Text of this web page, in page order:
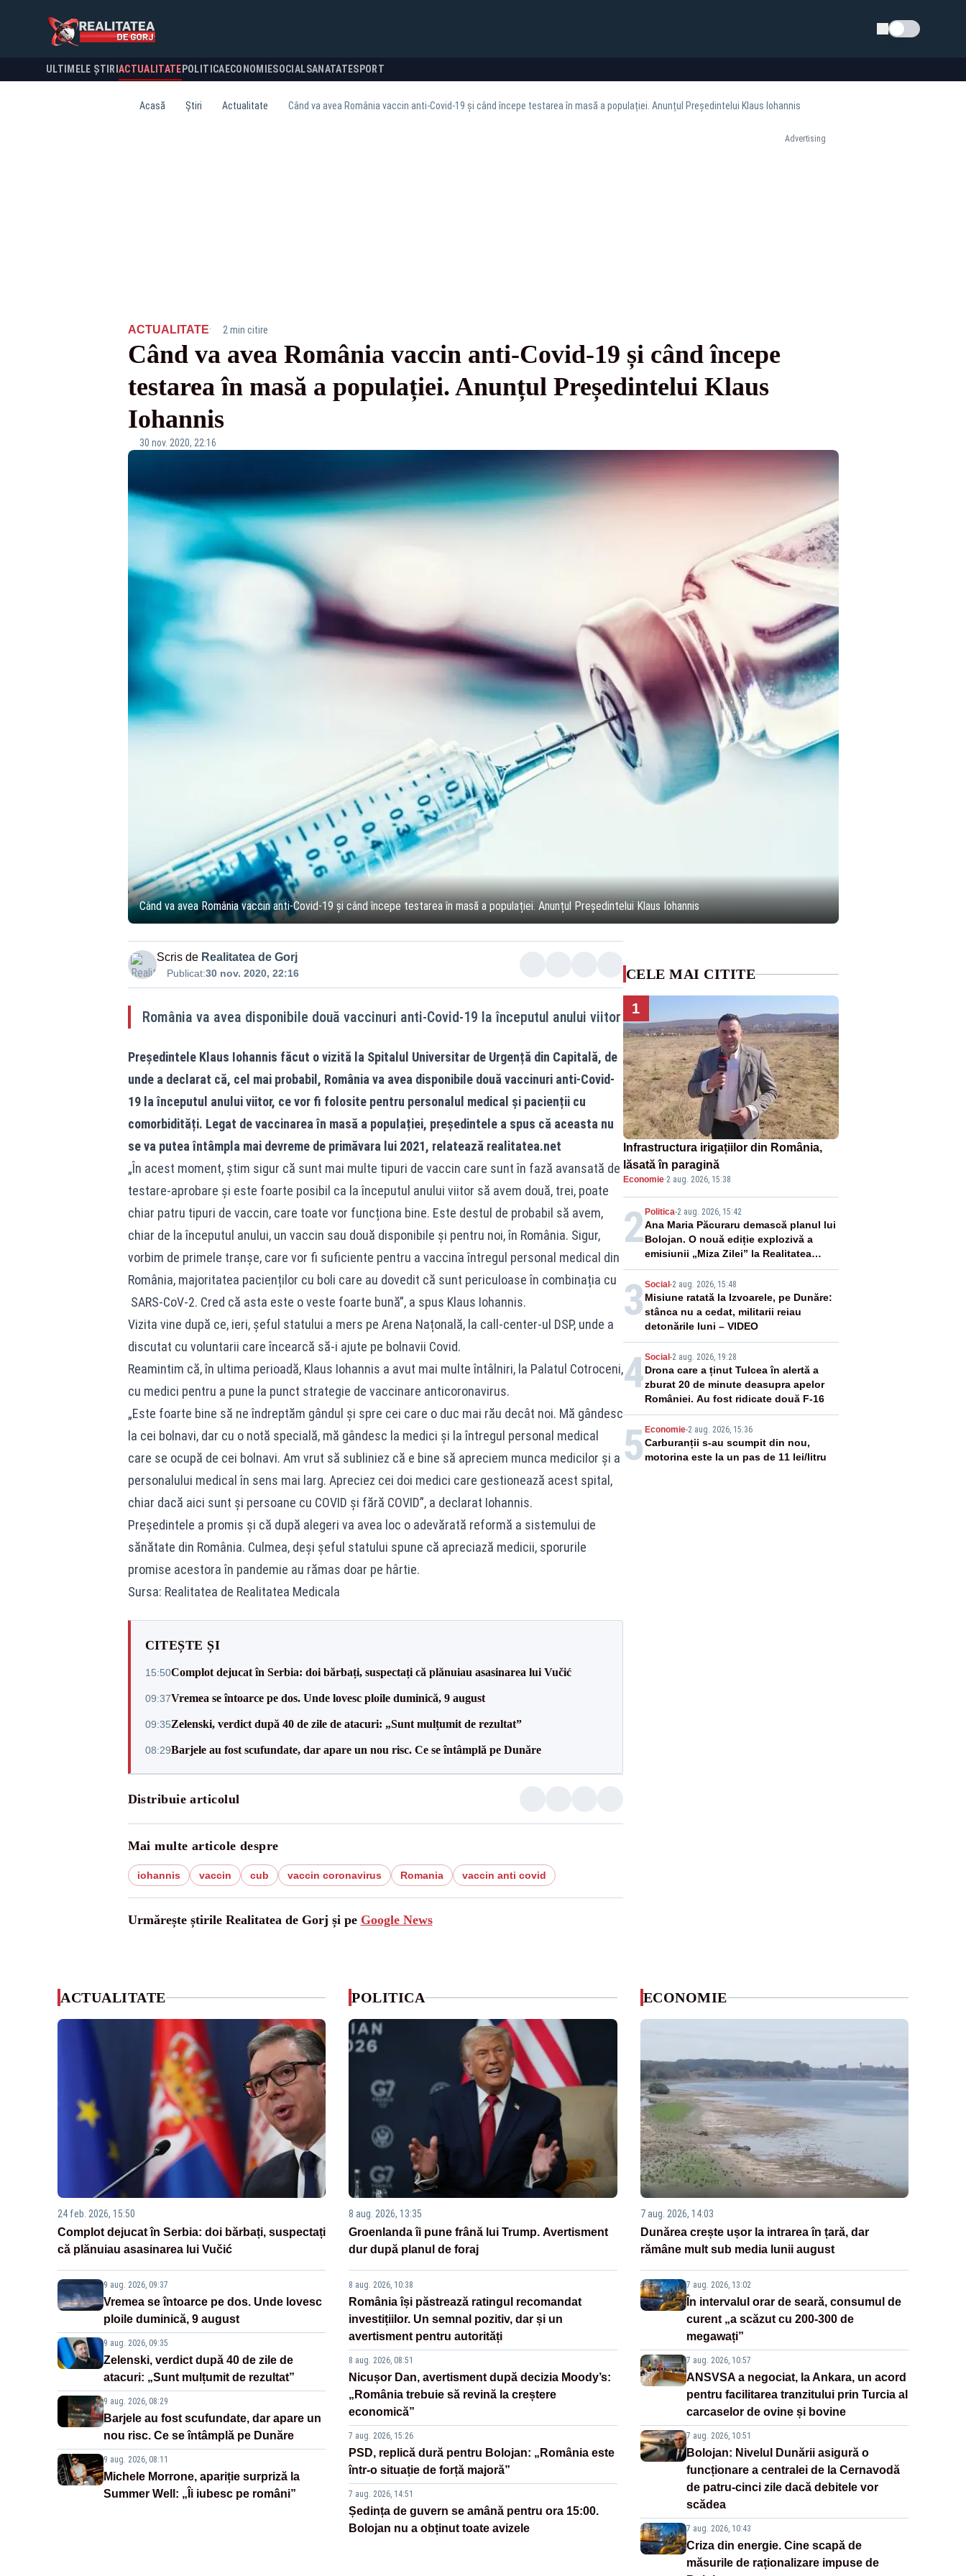
Schimba tema
ULTIMELE ȘTIRI ACTUALITATE POLITICA ECONOMIESOCIALSANATATESPORT
Acasă Știri Actualitate Când va avea România vaccin anti-Covid-19 și când începe testarea în masă a populației. Anunțul Președintelui Klaus Iohannis
Advertising
ACTUALITATE· 2 min citire
Când va avea România vaccin anti-Covid-19 și când începe
testarea în masă a populației. Anunțul Președintelui Klaus
Iohannis
30 nov. 2020, 22:16
Când va avea România vaccin anti-Covid-19 și când începe testarea în masă a populației. Anunțul Președintelui Klaus Iohannis
Scris de Realitatea de Gorj
Publicat:30 nov. 2020, 22:16
România va avea disponibile două vaccinuri anti-Covid-19 la începutul anului viitor
Președintele Klaus Iohannis făcut o vizită la Spitalul Universitar de Urgență din Capitală, de
unde a declarat că, cel mai probabil, România va avea disponibile două vaccinuri anti-Covid-
19 la începutul anului viitor, ce vor fi folosite pentru personalul medical și pacienții cu
comorbidități. Legat de vaccinarea în masă a populației, președintele a spus că aceasta nu
se va putea întâmpla mai devreme de primăvara lui 2021, relatează realitatea.net
„În acest moment, știm sigur că sunt mai multe tipuri de vaccin care sunt în fază avansată de
testare-aprobare și este foarte posibil ca la începutul anului viitor să avem două, trei, poate
chiar patru tipuri de vaccin, care toate vor funcționa bine. Este destul de probabil să avem,
chiar de la începutul anului, un vaccin sau două disponibile și pentru noi, în România. Sigur,
vorbim de primele tranșe, care vor fi suficiente pentru a vaccina întregul personal medical din
România, majoritatea pacienților cu boli care au dovedit că sunt periculoase în combinația cu
SARS-CoV-2. Cred că asta este o veste foarte bună”, a spus Klaus Iohannis.
Vizita vine după ce, ieri, șeful statului a mers pe Arena Națonală, la call-center-ul DSP, unde a
discutat cu voluntarii care încearcă să-i ajute pe bolnavii Covid.
Reamintim că, în ultima perioadă, Klaus Iohannis a avut mai multe întâlniri, la Palatul Cotroceni,
cu medici pentru a pune la punct strategie de vaccinare anticoronavirus.
„Este foarte bine să ne îndreptăm gândul și spre cei care o duc mai rău decât noi. Mă gândesc
la cei bolnavi, dar cu o notă specială, mă gândesc la medici și la întregul personal medical
care se ocupă de cei bolnavi. Am vrut să subliniez că e bine să apreciem munca medicilor și a
personalului medical în sens mai larg. Apreciez cei doi medici care gestionează acest spital,
chiar dacă aici sunt și persoane cu COVID și fără COVID”, a declarat Iohannis.
Președintele a promis și că după alegeri va avea loc o adevărată reformă a sistemului de
sănătate din România. Culmea, deși șeful statului spune că apreciază medicii, sporurile
promise acestora în pandemie au rămas doar pe hârtie.
Sursa: Realitatea de Realitatea Medicala
CITEȘTE ȘI
15:50Complot dejucat în Serbia: doi bărbați, suspectați că plănuiau asasinarea lui Vučić
09:37Vremea se întoarce pe dos. Unde lovesc ploile duminică, 9 august
09:35Zelenski, verdict după 40 de zile de atacuri: „Sunt mulțumit de rezultat”
08:29Barjele au fost scufundate, dar apare un nou risc. Ce se întâmplă pe Dunăre
Distribuie articolul
Mai multe articole despre
iohannis vaccin cub vaccin coronavirus Romania vaccin anti covid
Urmărește știrile Realitatea de Gorj și pe Google News
CELE MAI CITITE
1
Infrastructura irigațiilor din România,
lăsată în paragină
Economie·2 aug. 2026, 15:38
2 Politica-2 aug. 2026, 15:42
Ana Maria Păcuraru demască planul lui
Bolojan. O nouă ediție explozivă a
emisiunii „Miza Zilei” la Realitatea
PLUS
3 Social -2 aug. 2026, 15:48
Misiune ratată la Izvoarele, pe Dunăre:
stânca nu a cedat, militarii reiau
detonările luni – VIDEO
4Social -2 aug. 2026, 19:28
Drona care a ținut Tulcea în alertă a
zburat 20 de minute deasupra apelor
României. Au fost ridicate două F-16
5 Economie-2 aug. 2026, 15:36
Carburanții s-au scumpit din nou,
motorina este la un pas de 11 lei/litru
ACTUALITATE
24 feb. 2026, 15:50
Complot dejucat în Serbia: doi bărbați, suspectați
că plănuiau asasinarea lui Vučić
9 aug. 2026, 09:37
Vremea se întoarce pe dos. Unde lovesc
ploile duminică, 9 august
9 aug. 2026, 09:35
Zelenski, verdict după 40 de zile de
atacuri: „Sunt mulțumit de rezultat”
9 aug. 2026, 08:29
Barjele au fost scufundate, dar apare un
nou risc. Ce se întâmplă pe Dunăre
9 aug. 2026, 08:11
Michele Morrone, apariție surpriză la
Summer Well: „Îi iubesc pe români”
POLITICA
8 aug. 2026, 13:35
Groenlanda îi pune frână lui Trump. Avertisment
dur după planul de foraj
8 aug. 2026, 10:38
România își păstrează ratingul recomandat
investițiilor. Un semnal pozitiv, dar și un
avertisment pentru autorități
8 aug. 2026, 08:51
Nicușor Dan, avertisment după decizia Moody’s:
„România trebuie să revină la creștere
economică”
7 aug. 2026, 15:26
PSD, replică dură pentru Bolojan: „România este
într-o situație de forță majoră”
7 aug. 2026, 14:51
Ședința de guvern se amână pentru ora 15:00.
Bolojan nu a obținut toate avizele
ECONOMIE
7 aug. 2026, 14:03
Dunărea crește ușor la intrarea în țară, dar
rămâne mult sub media lunii august
7 aug. 2026, 13:02
În intervalul orar de seară, consumul de
curent „a scăzut cu 200-300 de
megawați”
7 aug. 2026, 10:57
ANSVSA a negociat, la Ankara, un acord
pentru facilitarea tranzitului prin Turcia al
carcaselor de ovine și bovine
7 aug. 2026, 10:51
Bolojan: Nivelul Dunării asigură o
funcționare a centralei de la Cernavodă
de patru-cinci zile dacă debitele vor
scădea
7 aug. 2026, 10:43
Criza din energie. Cine scapă de
măsurile de raționalizare impuse de